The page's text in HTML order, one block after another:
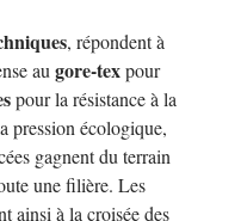
, répondent à
au gore-texpour
pour la résistance à la
pression écologique,
gagnent du terrain
une filière. Les
ainsi à la croisée des